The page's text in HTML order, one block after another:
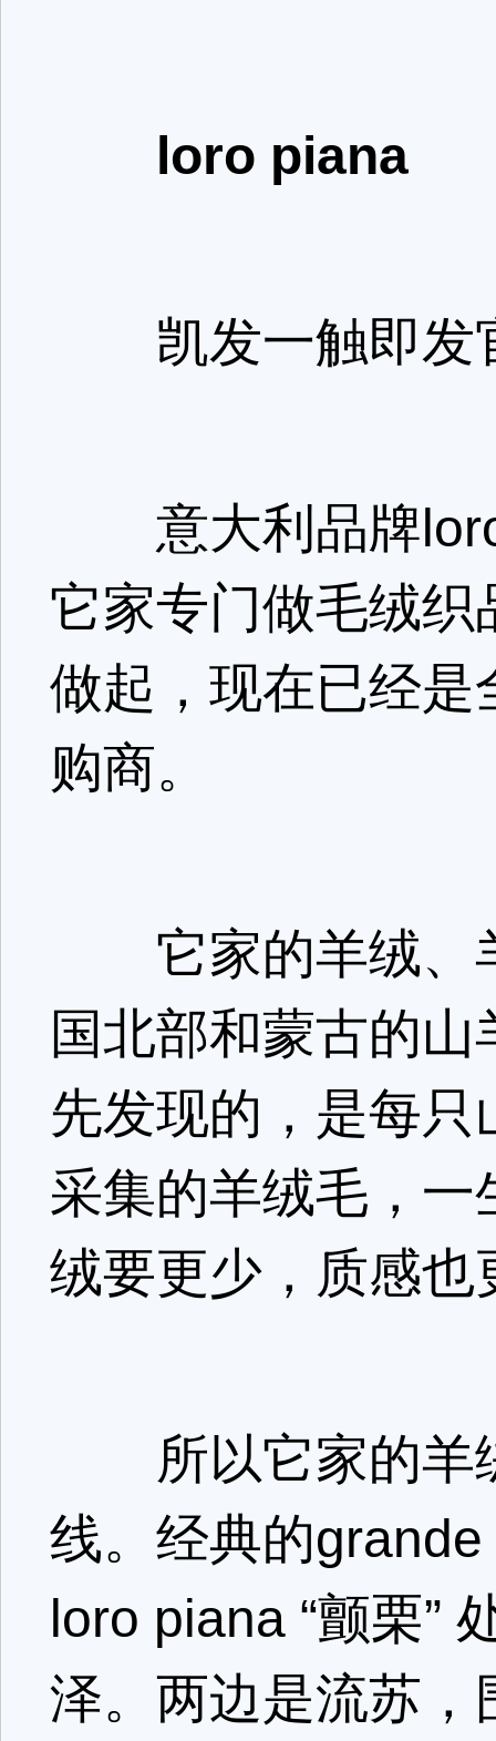
loro piana
凯发一触即发
意大利品牌loro
它家专门做毛绒
做起，现在已经
购商。
它家的羊绒、
国北部和蒙古的
先发现的，是每
采集的羊绒毛，
绒要更少，质感
所以它家的羊
线。经典的
loro piana “颤栗”
泽。两边是流苏